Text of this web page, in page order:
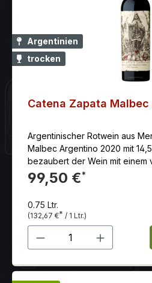
Argentinien
trocken
Catena Zapata
Argentinischer Rotwein aus
Malbec Argentino 2020 mit
bezaubert der Wein mit einem
eleganten und intensiven
abgestimmten Tannin-Säure-
99,50 €*
0.75 Ltr.
(132,67 €* / 1 Ltr.)
Produkt Anzahl: